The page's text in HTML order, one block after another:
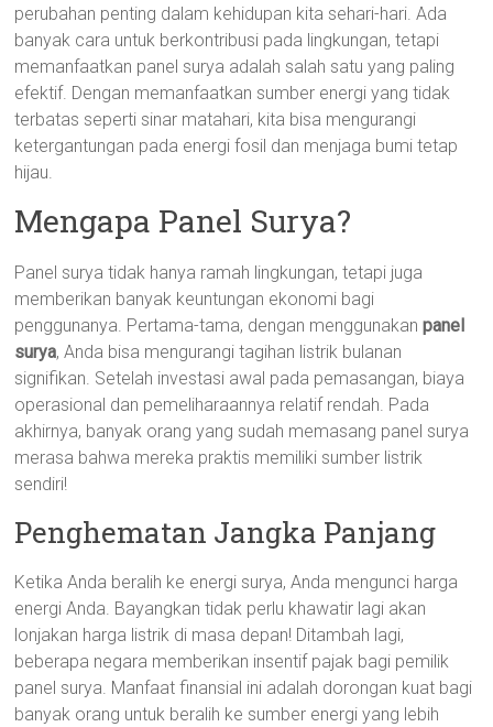
perubahan penting dalam kehidupan kita sehari-hari. Ada
banyak cara untuk berkontribusi pada lingkungan, tetapi
memanfaatkan panel surya adalah salah satu yang paling
efektif. Dengan memanfaatkan sumber energi yang tidak
terbatas seperti sinar matahari, kita bisa mengurangi
ketergantungan pada energi fosil dan menjaga bumi tetap
hijau.
Mengapa Panel Surya?
Panel surya tidak hanya ramah lingkungan, tetapi juga
memberikan banyak keuntungan ekonomi bagi
penggunanya. Pertama-tama, dengan menggunakanpanel
surya, Anda bisa mengurangi tagihan listrik bulanan
signifikan. Setelah investasi awal pada pemasangan, biaya
operasional dan pemeliharaannya relatif rendah. Pada
akhirnya, banyak orang yang sudah memasang panel surya
merasa bahwa mereka praktis memiliki sumber listrik
sendiri!
Penghematan Jangka Panjang
Ketika Anda beralih ke energi surya, Anda mengunci harga
energi Anda. Bayangkan tidak perlu khawatir lagi akan
lonjakan harga listrik di masa depan! Ditambah lagi,
beberapa negara memberikan insentif pajak bagi pemilik
panel surya. Manfaat finansial ini adalah dorongan kuat bagi
banyak orang untuk beralih ke sumber energi yang lebih